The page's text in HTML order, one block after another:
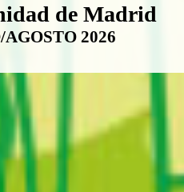
Comunidad de
de Madrid
2026